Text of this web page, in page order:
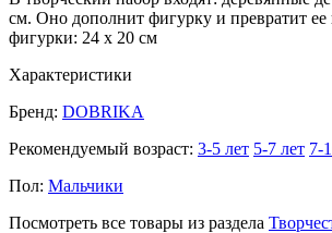
см. Оно дополнит фигурку и превратит
фигурки: 24 х 20 см
Характеристики
Бренд: DOBRIKA
Рекомендуемый возраст: 3-5 лет 5-7 лет 7-
Пол: Мальчики
Посмотреть все товары из раздела